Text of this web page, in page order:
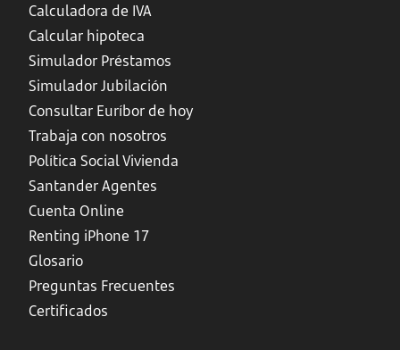
Calculadora de IVA
Calcular hipoteca
Simulador Préstamos
Simulador Jubilación
Consultar Euríbor de hoy
Trabaja con nosotros
Política Social Vivienda
Santander Agentes
Cuenta Online
Renting iPhone 17
Glosario
Preguntas Frecuentes
Certificados